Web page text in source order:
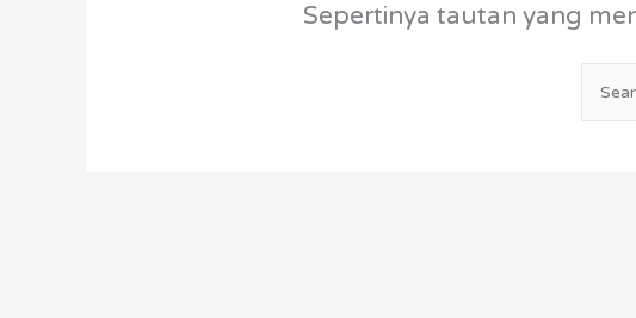
Sepertinya tautan yang
Cari
untuk: